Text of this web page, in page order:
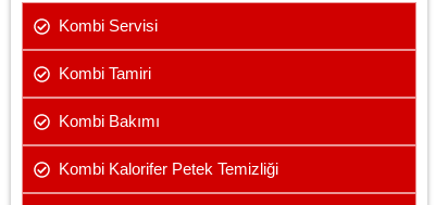
Kombi Servisi
Kombi Tamiri
Kombi Bakımı
Kombi Kalorifer Petek Temizliği